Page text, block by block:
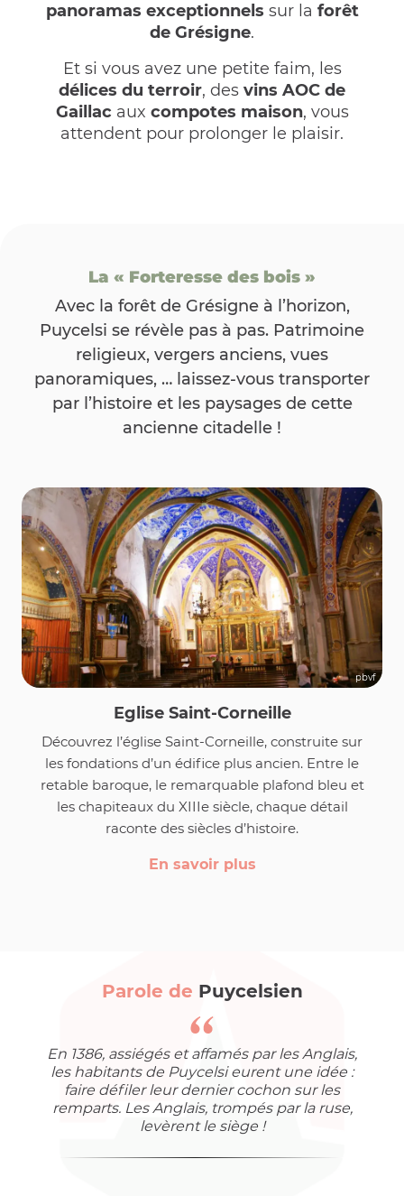
panoramas exceptionnels sur la forêt
de Grésigne.
Et si vous avez une petite faim, les
délices du terroir, des vins AOC de
Gaillac aux compotes maison, vous
attendent pour prolonger le plaisir.
La « Forteresse des bois »
Avec la forêt de Grésigne à l’horizon,
Puycelsi se révèle pas à pas. Patrimoine
religieux, vergers anciens, vues
panoramiques, … laissez-vous transporter
par l’histoire et les paysages de cette
ancienne citadelle !
pbvf
Eglise Saint-Corneille
Découvrez l’église Saint-Corneille, construite sur
les fondations d’un édifice plus ancien. Entre le
retable baroque, le remarquable plafond bleu et
les chapiteaux du XIIIe siècle, chaque détail
raconte des siècles d’histoire.
En savoir plus
Parole de Puycelsien
En 1386, assiégés et affamés par les Anglais,
les habitants de Puycelsi eurent une idée :
faire défiler leur dernier cochon sur les
remparts. Les Anglais, trompés par la ruse,
levèrent le siège !